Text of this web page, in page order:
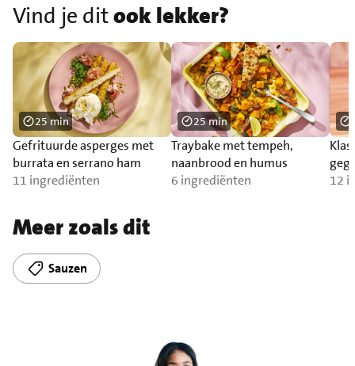
Vind je ditook lekker?
Gefrituurde asperges met
burrata en serrano ham
11 ingrediënten
25 min
Traybake met tempeh,
naanbrood en humus
6 ingrediënten
25 min
12
Meer zoals dit
Sauzen